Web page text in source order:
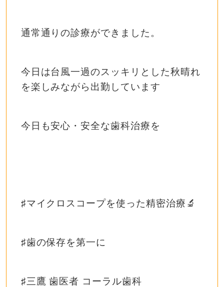
通常通りの診療ができました。
今日は台風一過のスッキリとした秋晴れ
を楽しみながら出勤しています
今日も安心・安全な歯科治療を
♯マイクロスコープを使った精密治療🔬
♯歯の保存を第一に
♯三鷹 歯医者 コーラル歯科